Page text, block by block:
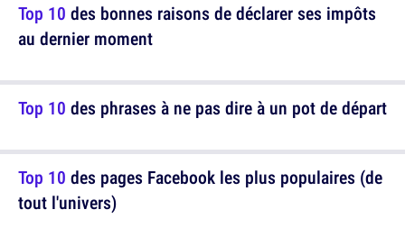
Top 10 des phrases à ne pas dire à un pot de départ
Top 10 des bonnes raisons de déclarer ses impôts
au dernier moment
Top 10 des pages Facebook les plus populaires (de
tout l'univers)